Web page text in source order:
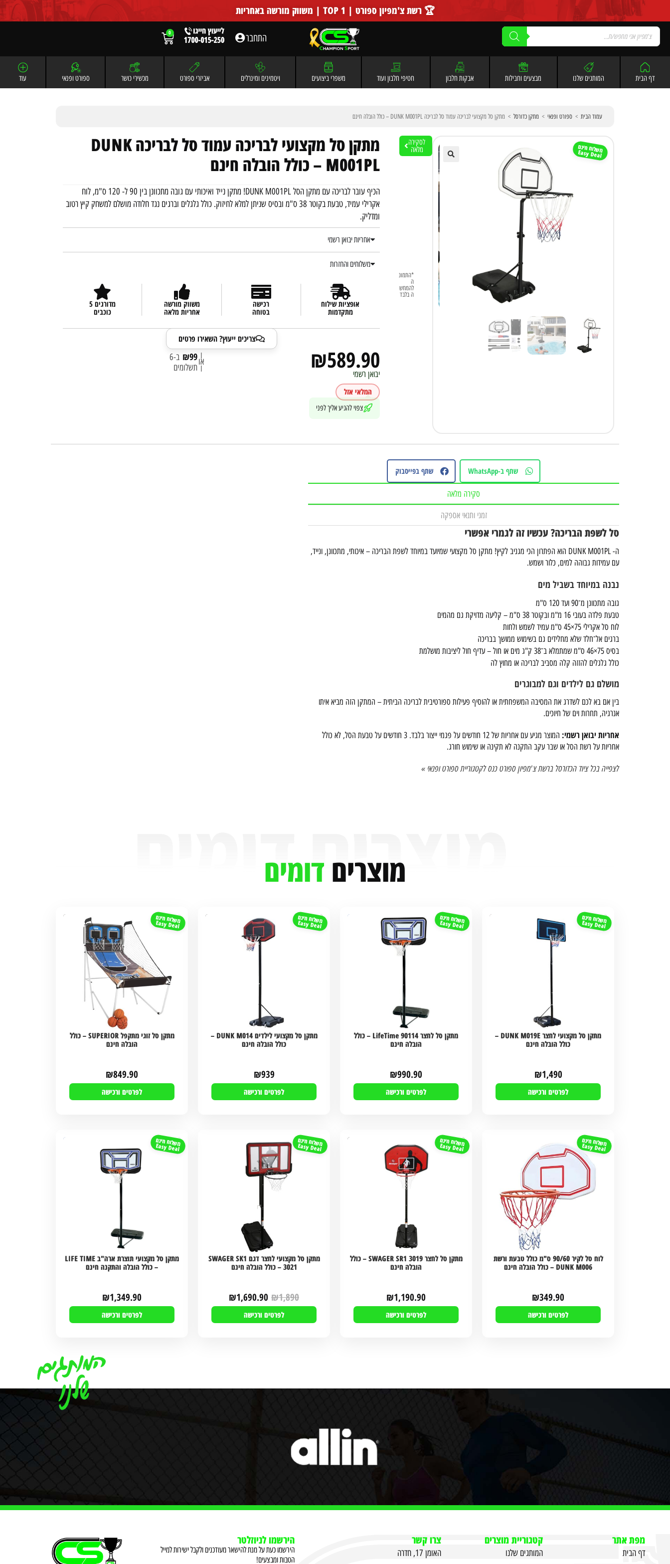
🏆 רשת צ'מפיון ספורט | TOP 1 | משווק מורשה באחריות
התחבר 0
דף הבית המותגים שלנו מבצעים וחבילות אבקות חלבון חטיפי חלבון ועוד משפרי ביצועים ויטמינים ומינרלים אביזרי ספורט מכשירי כושר ספורט ופנאי עוד
עמוד הבית > ספורט ופנאי > מתקן כדורסל > מתקן סל מקצועי לבריכה עמוד סל לבריכה DUNK M001PL – כולל הובלה חינם
משלוח חינם
Easy Deal
לסקירה
מלאה
*התמונ
ה
להמחש
ה בלבד
מתקן סל מקצועי לבריכה עמוד סל לבריכה DUNK
M001PL – כולל הובלה חינם
הכיף עובר לבריכה עם מתקן הסל DUNK M001PL! מתקן נייד ואיכותי עם גובה מתכוונן בין 90 ל- 120 ס"מ, לוח
אקרילי עמיד, טבעת בקוטר 38 ס"מ ובסיס שניתן למלא לחיזוק. כולל גלגלים וברגים נגד חלודה מושלם למשחק קיץ רטוב
ומדליק.
אחריות יבואן רשמי
משלוחים והחזרות
אופציות שילוח
מתקדמות
רכישה
בטוחה
משווק מורשה
אחריות מלאה
מדורגים 5
כוכבים
צריכים ייעוץ? השאירו פרטים
₪589.90
יבואן רשמי
₪99
ב-6
תשלומים
|
או
|
המלאי אזל
צפוי להגיע אליך לפני
שתף ב-WhatsApp שתף בפייסבוק
סקירה מלאה
זמני ותנאי אספקה
סל לשפת הבריכה? עכשיו זה לגמרי אפשרי
ה- DUNK M001PL הוא הפתרון הכי מגניב לקיץ! מתקן סל מקצועי שמיועד במיוחד לשפת הבריכה – איכותי, מתכוונן, ונייד,
עם עמידות גבוהה למים, כלור ושמש.
נבנה במיוחד בשביל מים
גובה מתכוונן מ־90 ועד 120 ס"מ
טבעת פלדה בעובי 16 מ"מ ובקוטר 38 ס"מ – קליעה מדויקת גם מהמים
לוח סל אקרילי 75×45 ס"מ עמיד לשמש ולחות
ברגים אל־חלד שלא מחלידים גם בשימוש ממושך בבריכה
בסיס 75×46 ס"מ שמתמלא ב־38 ק"ג מים או חול – עדיף חול ליציבות מושלמת
כולל גלגלים להזזה קלה מסביב לבריכה או מחוץ לה
מושלם גם לילדים וגם למבוגרים
בין אם בא לכם לשדרג את המסיבה המשפחתית או להוסיף פעילות ספורטיבית לבריכה הביתית – המתקן הזה מביא איתו
אנרגיה, תחרות וים של חיוכים.
אחריות יבואן רשמי:
המוצר מגיע עם אחריות של 12 חודשים על פגמי ייצור בלבד. 3 חודשים על טבעת הסל, לא כולל
אחריות על רשת הסל או שבר עקב התקנה לא תקינה או שימוש חורג.
לצפייה בכל ציוד הכדורסל ברשת צ'מפיון ספורט כנס לקטגוריית ספורט ופנאי »
מוצרים דומים
משלוח חינם
Easy Deal
מתקן סל מקצועי לחצר DUNK M019E –
כולל הובלה חינם
₪1,490
לפרטים ורכישה
משלוח חינם
Easy Deal
מתקן סל לחצר LifeTime 90114 – כולל
הובלה חינם
₪990.90
לפרטים ורכישה
משלוח חינם
Easy Deal
מתקן סל מקצועי לילדים DUNK M014 –
כולל הובלה חינם
₪939
לפרטים ורכישה
משלוח חינם
Easy Deal
מתקן סל זוגי מתקפל SUPERIOR – כולל
הובלה חינם
₪849.90
לפרטים ורכישה
משלוח חינם
Easy Deal
לוח סל לקיר 90/60 ס"מ כולל טבעת ורשת
DUNK M006 – כולל הובלה חינם
₪349.90
לפרטים ורכישה
משלוח חינם
Easy Deal
מתקן סל לחצר SWAGER SR1 3019 – כולל
הובלה חינם
₪1,190.90
לפרטים ורכישה
משלוח חינם
Easy Deal
מתקן סל מקצועי לחצר דגם SWAGER SK1
3021 – כולל הובלה חינם
₪1,890
₪1,690.90
לפרטים ורכישה
משלוח חינם
Easy Deal
מתקן סל מקצועי תוצרת ארה"ב LIFE TIME
– כולל הובלה והתקנה חינם
₪1,349.90
לפרטים ורכישה
מפת אתר
דף הבית
קטגוריית מוצרים
המותגים שלנו
צרו קשר
האומן 17, חדרה
הירשמו לניוזלטר
הירשמו כעת על מנת להישאר מעודכנים ולקבל ישירות למייל
הטבות ומבצעים!